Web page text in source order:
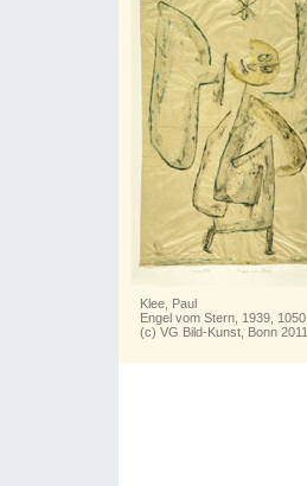
Klee, Paul
Engel vom Stern, 1939, 1050
(c) VG Bild-Kunst, Bonn 2011